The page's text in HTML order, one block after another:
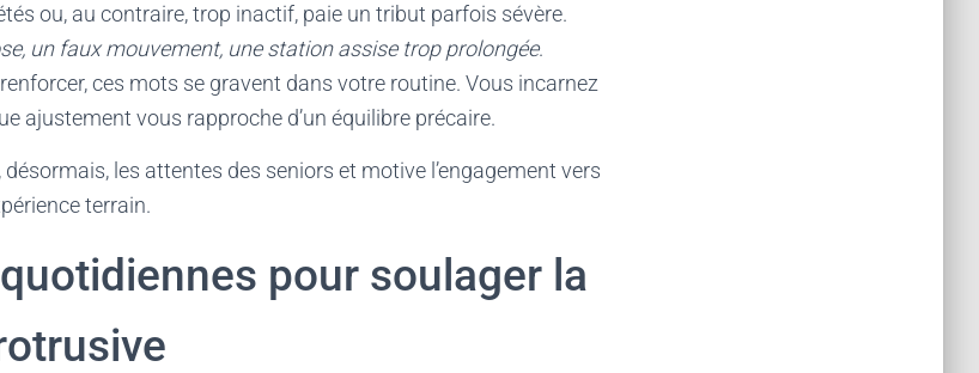
ou, au contraire, trop inactif, paie un tribut parfois sévère.
un faux mouvement, une station assise trop prolongée.
ces mots se gravent dans votre routine. Vous incarnez
ajustement vous rapproche d’un équilibre précaire.
désormais, les attentes des seniors et motive l’engagement vers
terrain.
pour soulager la